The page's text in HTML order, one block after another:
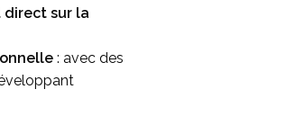
direct sur la
: avec des